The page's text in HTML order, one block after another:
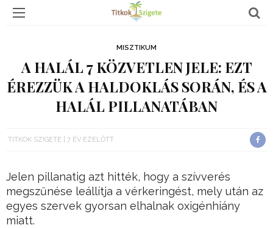
MISZTIKUM
A HALÁL 7 KÖZVETLEN JELE: EZT
ÉREZZÜK A HALDOKLÁS SORÁN, ÉS A
HALÁL PILLANATÁBAN
TITKOK SZIGETE 7 ÉV EZELŐTT
Jelen pillanatig azt hitték, hogy a szívverés
megszűnése leállítja a vérkeringést, mely után az
egyes szervek gyorsan elhalnak oxigénhiány
miatt.